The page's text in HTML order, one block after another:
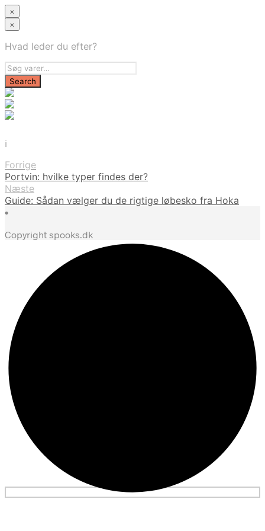
×
×
Hvad leder du efter?
i
Forrige
Portvin: hvilke typer findes der?
Næste
Guide: Sådan vælger du de rigtige løbesko fra Hoka
•
Copyright spooks.dk